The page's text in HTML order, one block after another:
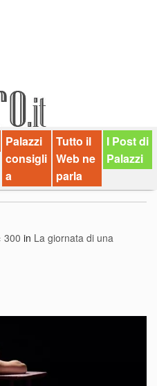
Palazzi
consigli
a
Tutto il
Web ne
parla
I Post di
Palazzi
300 in La giornata di una